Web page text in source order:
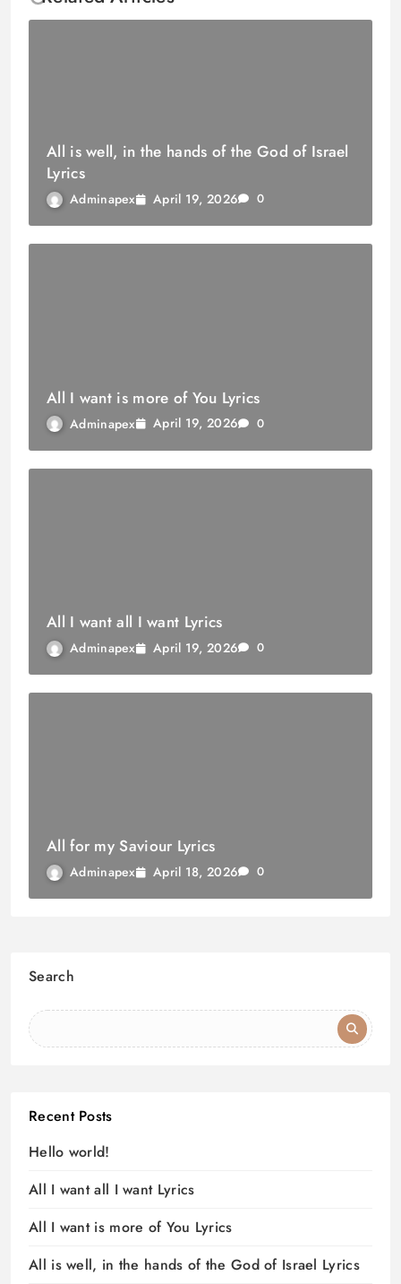
All is well, in the hands of the God of Israel
Lyrics
Adminapex April 19, 2026 0
All I want is more of You Lyrics
Adminapex April 19, 2026 0
All I want all I want Lyrics
Adminapex April 19, 2026 0
All for my Saviour Lyrics
Adminapex April 18, 2026 0
Search
Recent Posts
Hello world!
All I want all I want Lyrics
All I want is more of You Lyrics
All is well, in the hands of the God of Israel Lyrics